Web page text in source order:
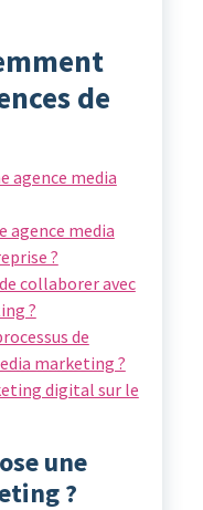
de
agence media
agence media
?
collaborer avec
?
de
marketing ?
digital sur le
une
?